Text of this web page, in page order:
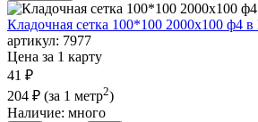
Кладочная сетка 100*100 2000х100 ф4
артикул: 7977
Цена за 1 карту
41 ₽
204 ₽ (за 1 метр2)
Наличие: много